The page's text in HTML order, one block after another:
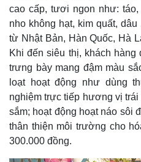
cao cấp, tươi ngon như: táo,
nho không hạt, kim quất,
từ Nhật Bản, Hàn Quốc, Hà
Khi đến siêu thị, khách
trưng bày mang đậm màu
loạt hoạt động như dùng
nghiệm trực tiếp hương vị
sắm; hoạt động hoạt náo sôi
thân thiện môi trường cho
300.000 đồng.